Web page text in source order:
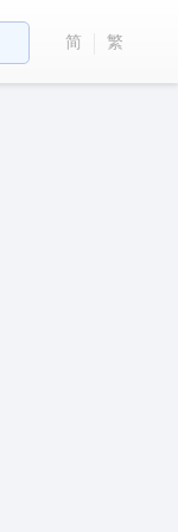
简 繁